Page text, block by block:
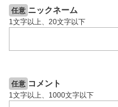
任意 ニックネーム
1文字以上、20文字以下
任意 コメント
1文字以上、1000文字以下